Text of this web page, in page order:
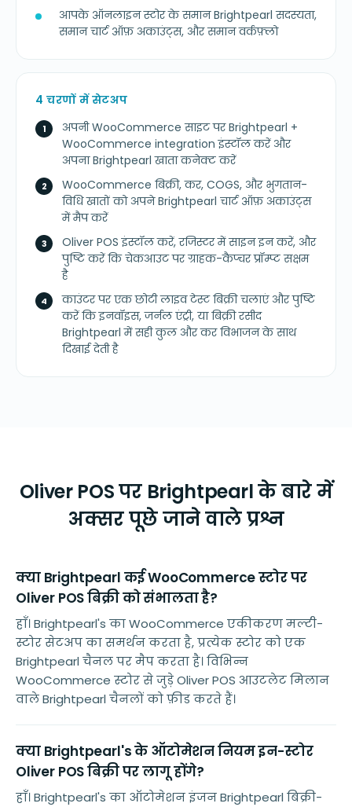
आपके ऑनलाइन स्टोर के समान Brightpearl सदस्यता,
समान चार्ट ऑफ़ अकाउंट्स, और समान वर्कफ़्लो
4 चरणों में सेटअप
अपनी WooCommerce साइट पर Brightpearl +
WooCommerce integration इंस्टॉल करें और
अपना Brightpearl खाता कनेक्ट करें
WooCommerce बिक्री, कर, COGS, और भुगतान-
विधि खातों को अपने Brightpearl चार्ट ऑफ़ अकाउंट्स
में मैप करें
Oliver POS इंस्टॉल करें, रजिस्टर में साइन इन करें, और
पुष्टि करें कि चेकआउट पर ग्राहक-कैप्चर प्रॉम्प्ट सक्षम
है
काउंटर पर एक छोटी लाइव टेस्ट बिक्री चलाएं और पुष्टि
करें कि इनवॉइस, जर्नल एंट्री, या बिक्री रसीद
Brightpearl में सही कुल और कर विभाजन के साथ
दिखाई देती है
Oliver POS पर Brightpearl के बारे में
अक्सर पूछे जाने वाले प्रश्न
क्या Brightpearl कई WooCommerce स्टोर पर
Oliver POS बिक्री को संभालता है?
हाँ। Brightpearl's का WooCommerce एकीकरण मल्टी-
स्टोर सेटअप का समर्थन करता है, प्रत्येक स्टोर को एक
Brightpearl चैनल पर मैप करता है। विभिन्न
WooCommerce स्टोर से जुड़े Oliver POS आउटलेट मिलान
वाले Brightpearl चैनलों को फ़ीड करते हैं।
क्या Brightpearl's के ऑटोमेशन नियम इन-स्टोर
Oliver POS बिक्री पर लागू होंगे?
हाँ। Brightpearl's का ऑटोमेशन इंजन Brightpearl बिक्री-